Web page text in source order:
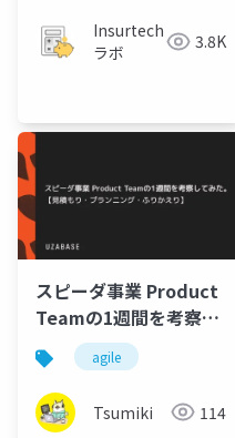
Insurtech
ラボ
3.8K
スピーダ事業 Product
Teamの1週間を考察し
てみた。agile
Tsumiki 114